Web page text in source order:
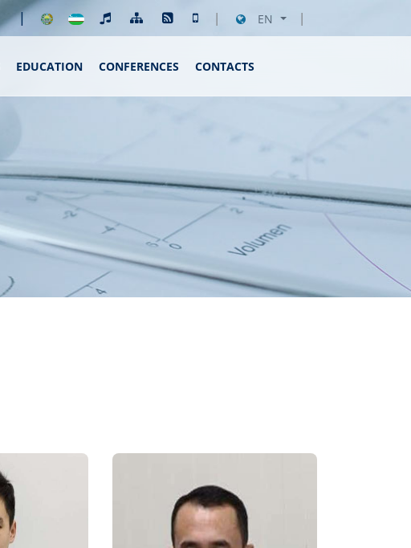
| EN
EDUCATION CONFERENCES CONTACTS